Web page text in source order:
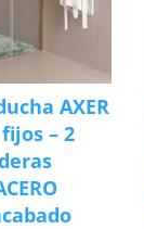
AXER
– 2